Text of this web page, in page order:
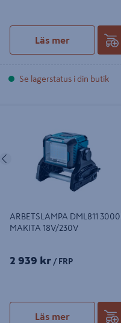
Läs mer
Se lagerstatus i din butik
Föregående
ARBETSLAMPA DML811 3000L
MAKITA 18V/230V
2 939 kr / FRP
Läs mer